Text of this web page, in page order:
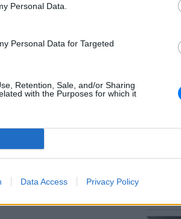
Personal Data.
Personal Data for Targeted
Retention, Sale, and/or Sharing
with the Purposes for which it
Data Access Privacy Policy
ΘΕΜΑΤΑ
Το
Γιατί
του E-Daily.gr